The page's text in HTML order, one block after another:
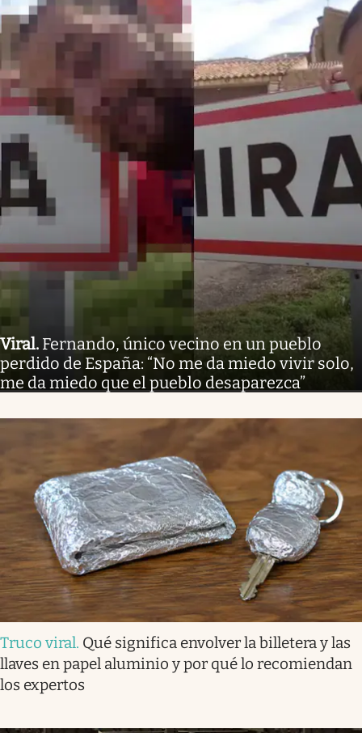
Viral. Fernando, único vecino en un pueblo
perdido de España: “No me da miedo vivir solo,
me da miedo que el pueblo desaparezca”
Truco viral. Qué significa envolver la billetera y las
llaves en papel aluminio y por qué lo recomiendan
los expertos